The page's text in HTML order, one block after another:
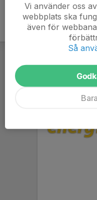
Vi använder oss
webbplats ska
även för
Så